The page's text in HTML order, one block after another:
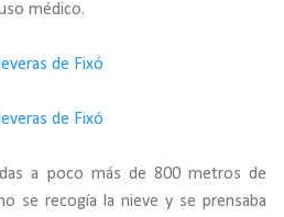
médico.
a poco más de 800 metros de
se recogía la nieve y se prensaba